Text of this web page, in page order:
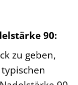
90:
zu geben,